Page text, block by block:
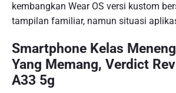
kembangkan Wear OS versi kustom
tampilan familiar, namun situasi
Smartphone Kelas
Yang Memang, Verdict
A33 5g